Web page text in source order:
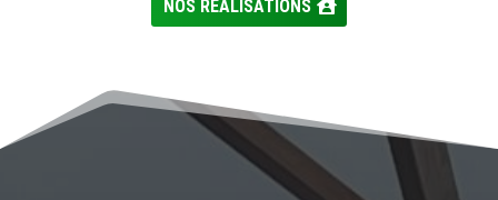
NOS RÉALISATIONS